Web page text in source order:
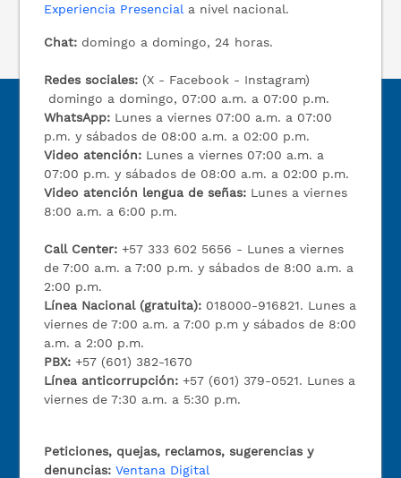
Experiencia Presencial a nivel nacional.
Chat: domingo a domingo, 24 horas.
Redes sociales: (X - Facebook - Instagram)
domingo a domingo, 07:00 a.m. a 07:00 p.m.
WhatsApp: Lunes a viernes 07:00 a.m. a 07:00
p.m. y sábados de 08:00 a.m. a 02:00 p.m.
Video atención: Lunes a viernes 07:00 a.m. a
07:00 p.m. y sábados de 08:00 a.m. a 02:00 p.m.
Video atención lengua de señas: Lunes a viernes
8:00 a.m. a 6:00 p.m.
Call Center:+57 333 602 5656 - Lunes a viernes
de 7:00 a.m. a 7:00 p.m. y sábados de 8:00 a.m. a
2:00 p.m.
Línea Nacional (gratuita): 018000-916821. Lunes a
viernes de 7:00 a.m. a 7:00 p.m y sábados de 8:00
a.m. a 2:00 p.m.
PBX:+57 (601) 382-1670
Línea anticorrupción:+57 (601) 379-0521. Lunes a
viernes de 7:30 a.m. a 5:30 p.m.
Peticiones, quejas, reclamos, sugerencias y
denuncias: Ventana Digital